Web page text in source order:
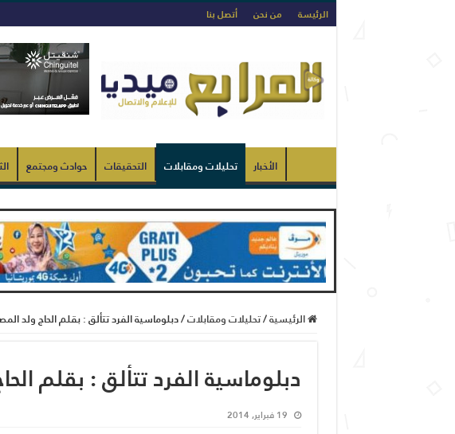
الرئيسة من نحن أتصل بنا
الأخبار تحليلات ومقابلات التحقيقات حوادث ومجتمع
الرئيسية/تحليلات ومقابلات/دبلوماسية الفرد تتألق : بقلم الحاج ولد
دبلوماسية الفرد تتألق : بقلم
19 فبراير, 2014